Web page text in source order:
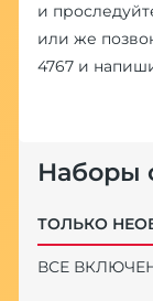
и
или же
4767и
Наборы
ТОЛЬКО
ВСЕ